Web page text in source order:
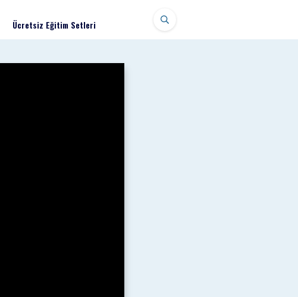
Ücretsiz Eğitim Setleri